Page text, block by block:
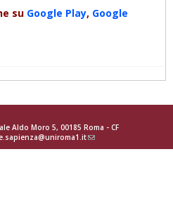
su Google Play, Google
Aldo Moro 5, 00185 Roma - CF
(link
sends